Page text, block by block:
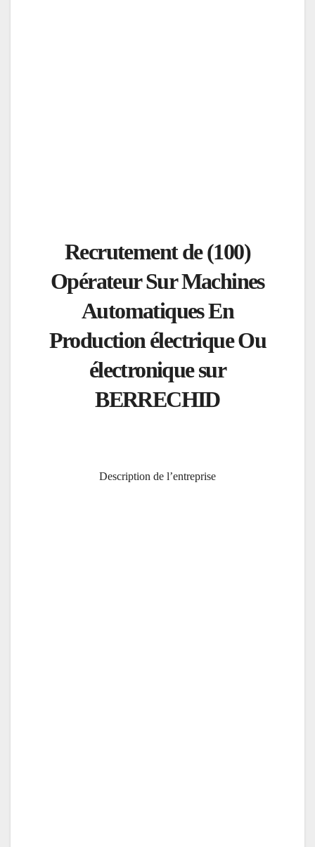
Recrutement de (100)
Opérateur Sur Machines
Automatiques En
Production électrique Ou
électronique sur
BERRECHID
Description de l’entreprise